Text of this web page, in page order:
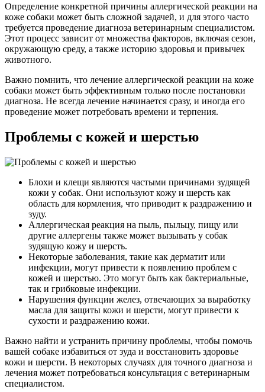
Определение конкретной причины аллергической реакции на
коже собаки может быть сложной задачей, и для этого часто
требуется проведение диагноза ветеринарным специалистом.
Этот процесс зависит от множества факторов, включая сезон,
окружающую среду, а также историю здоровья и привычек
животного.
Важно помнить, что лечение аллергической реакции на коже
собаки может быть эффективным только после постановки
диагноза. Не всегда лечение начинается сразу, и иногда его
проведение может потребовать времени и терпения.
Проблемы с кожей и шерстью
Блохи и клещи являются частыми причинами зудящей
кожи у собак. Они используют кожу и шерсть как
область для кормления, что приводит к раздражению и
зуду.
Аллергическая реакция на пыль, пыльцу, пищу или
другие аллергены также может вызывать у собак
зудящую кожу и шерсть.
Некоторые заболевания, такие как дерматит или
инфекции, могут привести к появлению проблем с
кожей и шерстью. Это могут быть как бактериальные,
так и грибковые инфекции.
Нарушения функции желез, отвечающих за выработку
масла для защиты кожи и шерсти, могут привести к
сухости и раздражению кожи.
Важно найти и устранить причину проблемы, чтобы помочь
вашей собаке избавиться от зуда и восстановить здоровье
кожи и шерсти. В некоторых случаях для точного диагноза и
лечения может потребоваться консультация с ветеринарным
специалистом.